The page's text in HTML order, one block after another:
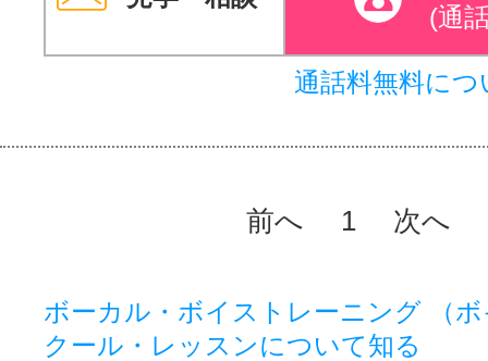
(通
通話料無料につ
前へ 1 次へ
ボーカル・ボイストレーニング （
クール・レッスンについて知る